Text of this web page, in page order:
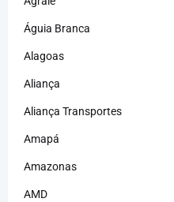
Águia Branca
Alagoas
Aliança
Aliança Transportes
Amapá
Amazonas
AMD